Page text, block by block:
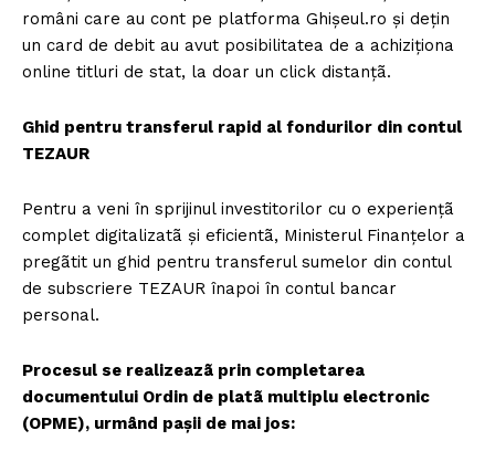
români care au cont pe platforma Ghișeul.ro și dețin
un card de debit au avut posibilitatea de a achiziționa
online titluri de stat, la doar un click distanțã.
Ghid pentru transferul rapid al fondurilor din contul
TEZAUR
Pentru a veni în sprijinul investitorilor cu o experiențã
complet digitalizatã și eficientã, Ministerul Finanțelor a
pregãtit un ghid pentru transferul sumelor din contul
de subscriere TEZAUR înapoi în contul bancar
personal.
Procesul se realizeazã prin completarea
documentului Ordin de platã multiplu electronic
(OPME), urmând pașii de mai jos: